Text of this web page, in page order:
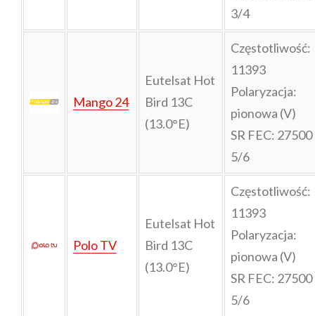
3/4
Mango 24
Eutelsat Hot
Bird 13C
(13.0°E)
Częstotliwość:
11393
Polaryzacja:
pionowa (V)
SR FEC: 27500
5/6
Polo TV
Eutelsat Hot
Bird 13C
(13.0°E)
Częstotliwość:
11393
Polaryzacja:
pionowa (V)
SR FEC: 27500
5/6